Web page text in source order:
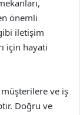
önemli
iletişim
için hayati
müşterilere ve iş
Doğru ve